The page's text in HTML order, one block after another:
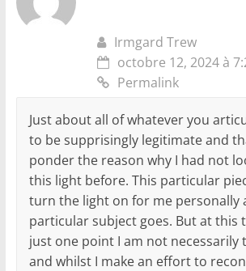
Irmgard Trew
octobre 12, 2024 à
Permalink
Just about all of whatever you
to be supprisingly legitimate and
ponder the reason why I had not
this light before. This particular
turn the light on for me personally
particular subject goes. But at this
just one point I am not necessarily
and whilst I make an effort to